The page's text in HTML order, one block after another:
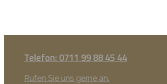
Telefon: 0711 99 88 45 44
Rufen Sie uns gerne an.